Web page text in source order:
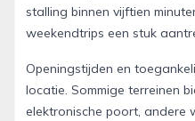
stalling binnen vijftien
weekendtrips een stuk
Openingstijden en
locatie. Sommige terreinen
elektronische poort, andere